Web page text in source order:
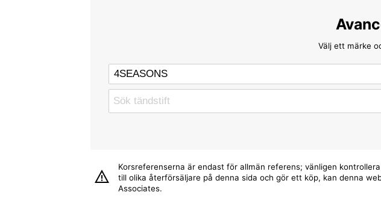
Välj ett märke
Korsreferenserna är endast för allmän referens; vänligen
till olika återförsäljare på denna sida och gör ett köp, kan denna
Associates.